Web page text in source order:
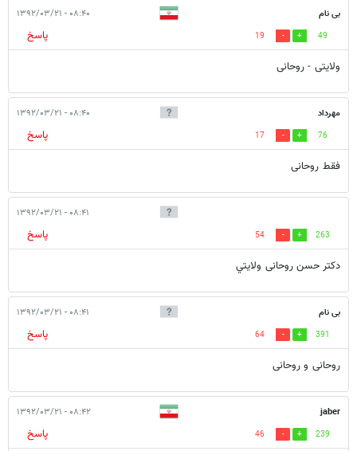
بی نام ۰۸:۴۰ - ۱۳۹۲/۰۳/۲۱
49
19
پاسخ
ولایتی - روحانی
مهرداد ۰۸:۴۰ - ۱۳۹۲/۰۳/۲۱
76
17
پاسخ
فقط روحانی
۰۸:۴۱ - ۱۳۹۲/۰۳/۲۱
263
54
پاسخ
دکتر حسن روحانی ولايتي
بی نام ۰۸:۴۱ - ۱۳۹۲/۰۳/۲۱
391
64
پاسخ
روحانی و روحانی
jaber ۰۸:۴۲ - ۱۳۹۲/۰۳/۲۱
239
46
پاسخ